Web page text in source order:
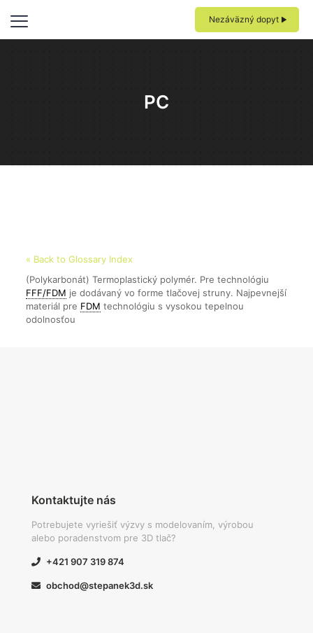
Nezáväzný dopyt
PC
« Back to Glossary Index
(Polykarbonát) Termoplastický polymér. Pre technológiu
FFF/FDM je dodávaný vo forme tlačovej struny. Najpevnejší
materiál pre FDM technológiu s vysokou tepelnou
odolnosťou
Kontaktujte nás
Potrebujete vyriešiť výzvy s modelovaním, výrobou
alebo poradenstvom pre 3D tlač?
+421 907 319 874
obchod@stepanek3d.sk